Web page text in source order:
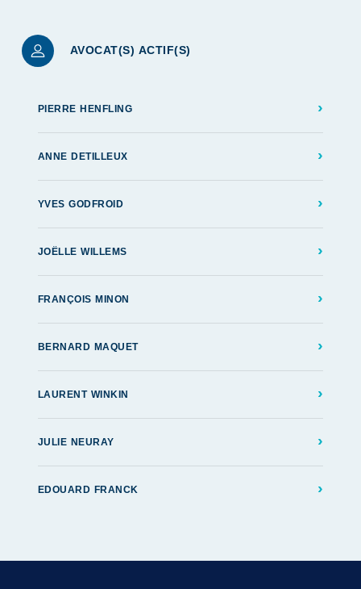
AVOCAT(S) ACTIF(S)
PIERRE HENFLING ›
ANNE DETILLEUX ›
YVES GODFROID ›
JOËLLE WILLEMS ›
FRANÇOIS MINON ›
BERNARD MAQUET ›
LAURENT WINKIN ›
JULIE NEURAY ›
EDOUARD FRANCK ›